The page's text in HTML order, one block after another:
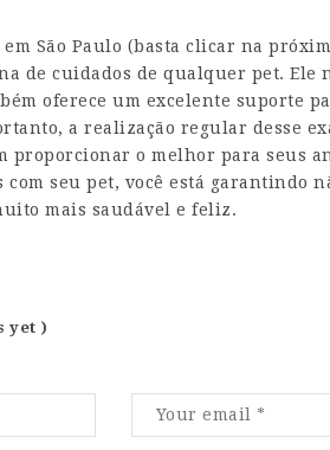
São Paulo (basta clicar na
de cuidados de qualquer pet. Ele
oferece um excelente suporte
a realização regular desse
proporcionar o melhor para seus
seu pet, você está garantindo
mais saudável e feliz.
yet )